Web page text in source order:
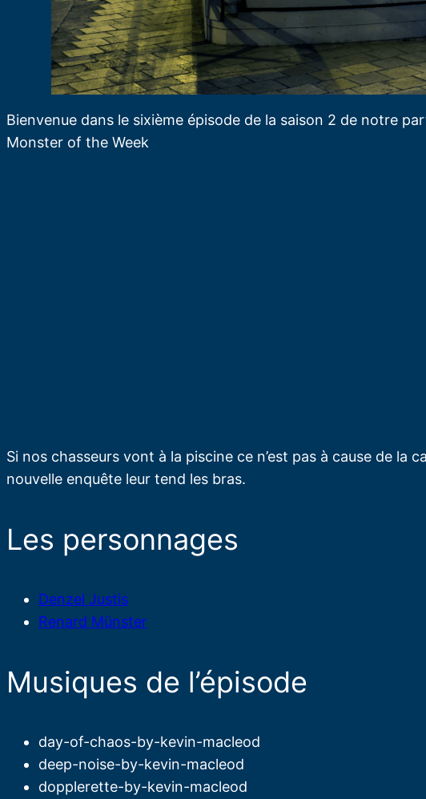
Bienvenue dans le sixième épisode de la saison 2 de notre
Monster of the Week
Si nos chasseurs vont à la piscine ce n’est pas à cause de la
nouvelle enquête leur tend les bras.
Les personnages
Denzel Justis
Renard Münster
Musiques de l’épisode
day-of-chaos-by-kevin-macleod
deep-noise-by-kevin-macleod
dopplerette-by-kevin-macleod